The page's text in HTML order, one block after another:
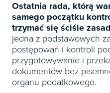
Ostatnia rada, którą
samego początku
trzymać się ściśle
jedna z podstawowych
postępowań i kontroli
przygotowywanie i
dokumentów bez
organu podatkowego.